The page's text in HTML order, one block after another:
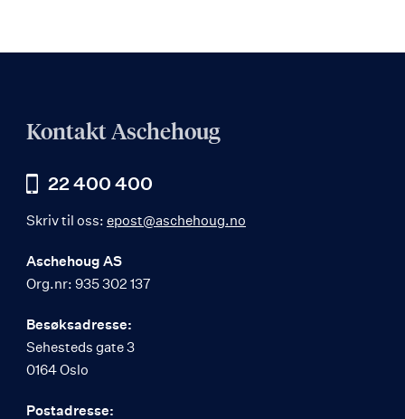
Kontakt Aschehoug
22 400 400
Skriv til oss: epost@aschehoug.no
Aschehoug AS
Org.nr: 935 302 137
Besøksadresse:
Sehesteds gate 3
0164 Oslo
Postadresse: